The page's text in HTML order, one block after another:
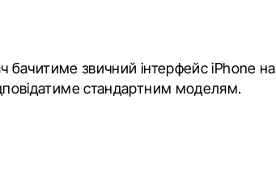
бачитиме звичний інтерфейс iPhone на
стандартним моделям.